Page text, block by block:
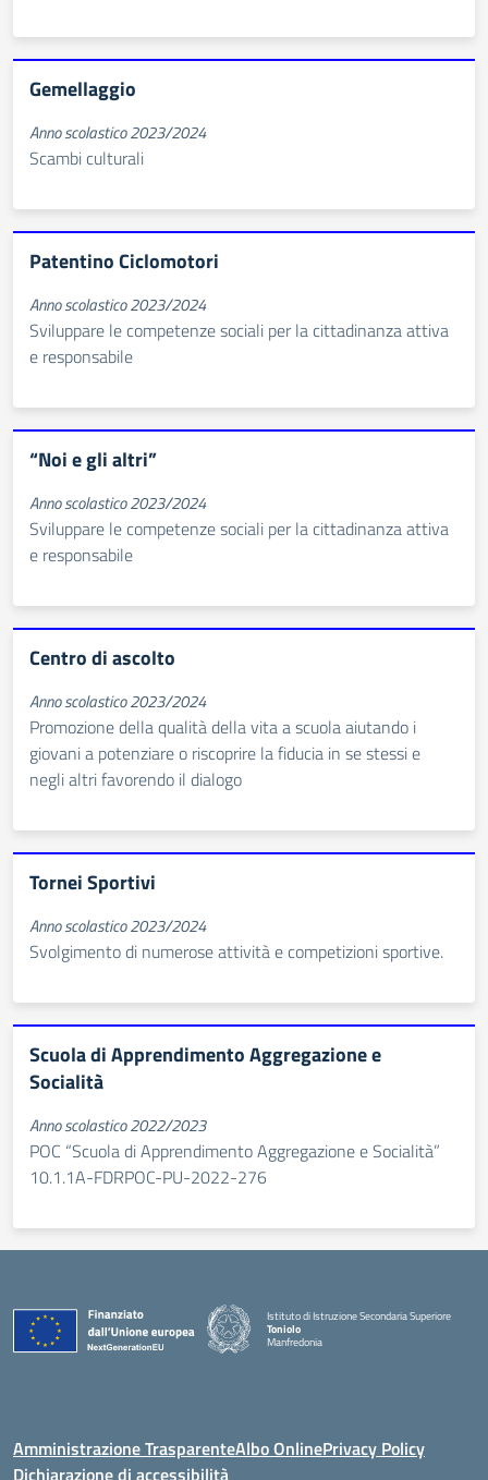
Gemellaggio
Anno scolastico 2023/2024
Scambi culturali
Patentino Ciclomotori
Anno scolastico 2023/2024
Sviluppare le competenze sociali per la cittadinanza attiva
e responsabile
“Noi e gli altri”
Anno scolastico 2023/2024
Sviluppare le competenze sociali per la cittadinanza attiva
e responsabile
Centro di ascolto
Anno scolastico 2023/2024
Promozione della qualità della vita a scuola aiutando i
giovani a potenziare o riscoprire la fiducia in se stessi e
negli altri favorendo il dialogo
Tornei Sportivi
Anno scolastico 2023/2024
Svolgimento di numerose attività e competizioni sportive.
Scuola di Apprendimento Aggregazione e
Socialità
Anno scolastico 2022/2023
POC “Scuola di Apprendimento Aggregazione e Socialità”
10.1.1A-FDRPOC-PU-2022-276
Istituto di Istruzione Secondaria Superiore
Toniolo
Manfredonia
Amministrazione TrasparenteAlbo OnlinePrivacy Policy
Dichiarazione di accessibilità